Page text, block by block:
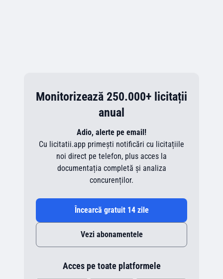
Monitorizează 250.000+ licitații
anual
Adio, alerte pe email!
Cu licitatii.app primești notificări cu licitațiile
noi direct pe telefon, plus acces la
documentația completă și analiza
concurenților.
Încearcă gratuit 14 zile
Vezi abonamentele
Acces pe toate platformele